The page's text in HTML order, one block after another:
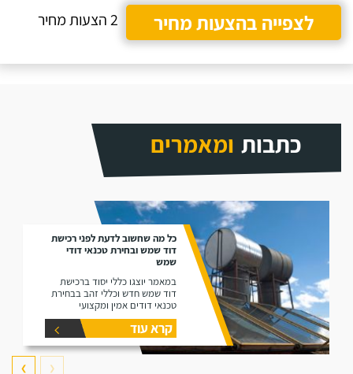
לצפייה בהצעות מחיר
2 הצעות מחיר
כתבות ומאמרים
כל מה שחשוב לדעת לפני רכישת
דוד שמש ובחירת טכנאי דודי
שמש
במאמר יוצגו כללי יסוד ברכישת
דוד שמש חדש וכללי זהב בבחירת
טכנאי דודים אמין ומקצועי
קרא עוד
❮
❯